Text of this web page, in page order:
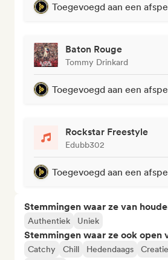
Toegevoegd aan een
Baton Rouge
Tommy Drinkard
Toegevoegd aan een
Rockstar Freestyle
Edubb302
Toegevoegd aan een
Stemmingen waar ze van
Authentiek Uniek
Stemmingen waar ze ook open
Catchy Chill Hedendaags